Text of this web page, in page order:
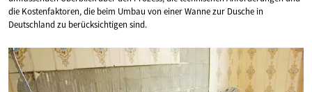
die Kostenfaktoren, die beim Umbau von einer Wanne zur Dusche in
Deutschland zu berücksichtigen sind.